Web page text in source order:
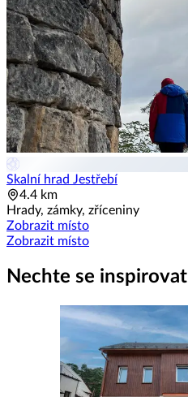
Skalní hrad Jestřebí
4.4 km
Hrady, zámky, zříceniny
Zobrazit místo
Zobrazit místo
Nechte se inspirovat